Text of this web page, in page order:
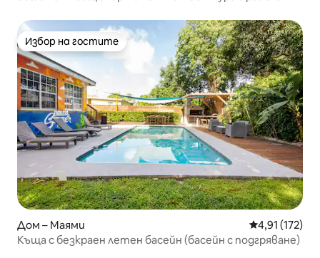
Избор на гостите
Избор на гостите
Дом – Маями Средна
4,91 (172)
Къща с безкраен летен басейн (басейн с подгряване)